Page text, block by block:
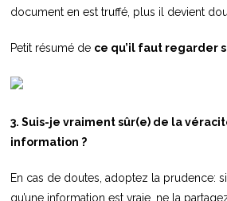
document en est truffé, plus il devient
Petit résumé de ce qu’il faut regarder
3. Suis-je vraiment sûr(e) de la
information ?
En cas de doutes, adoptez la prudence:
qu’une information est vraie, ne la